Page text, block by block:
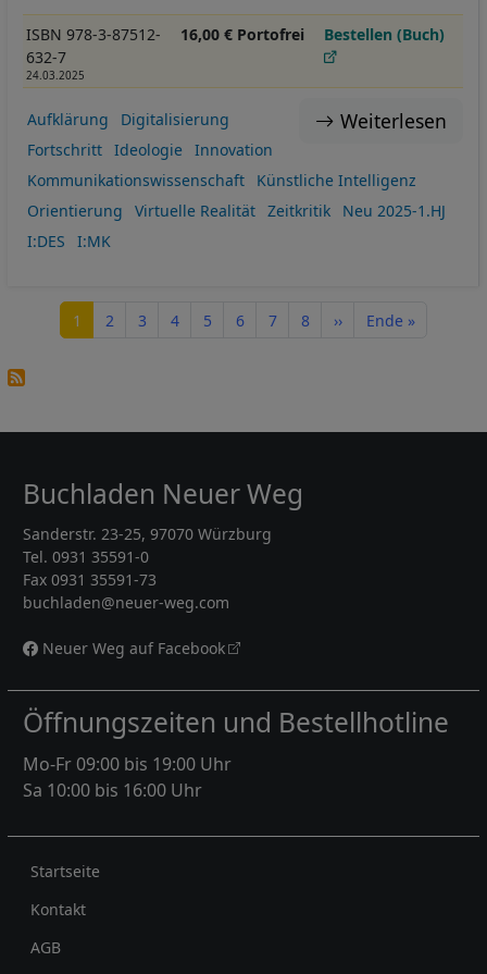
ISBN 978-3-87512-
632-7
24.03.2025
16,00 € Portofrei Bestellen (Buch)
Weiterlesen
Aufklärung
Digitalisierung
Fortschritt
Ideologie
Innovation
Kommunikationswissenschaft
Künstliche Intelligenz
Orientierung
Virtuelle Realität Zeitkritik
Neu 2025-1.HJ
I:DES
I:MK
Seite
1 Seite
2 Seite
3 Seite
4 Seite
5 Seite
6 Seite
7 Seite
8 Nächste Seite
›› Letzte Seite
Ende »
Buchladen Neuer Weg
Sanderstr. 23-25, 97070 Würzburg
Tel. 0931 35591-0
Fax 0931 35591-73
buchladen@neuer-weg.com
Neuer Weg auf Facebook
Öffnungszeiten und Bestellhotline
Mo-Fr 09:00 bis 19:00 Uhr
Sa 10:00 bis 16:00 Uhr
Rechtliches
Startseite
Kontakt
AGB